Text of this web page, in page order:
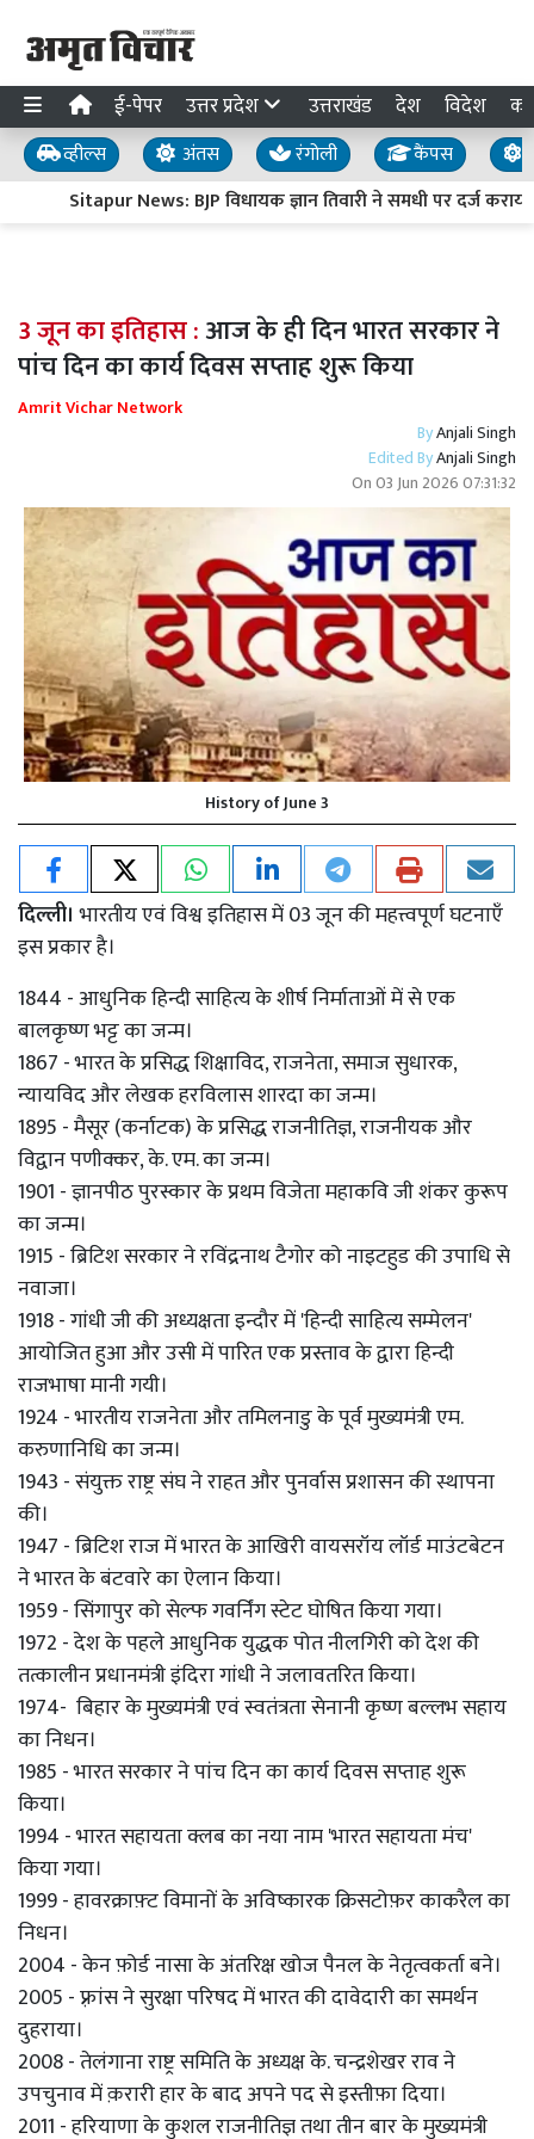
ई-पेपर उत्तर प्रदेश उत्तराखंड देश विदेश
व्हील्स अंतस रंगोली कैंपस
Sitapur News: BJP विधायक ज्ञान तिवारी ने समधी पर दर्ज
3 जून का इतिहास :आज के ही दिन भारत सरकार ने
पांच दिन का कार्य दिवस सप्ताह शुरू किया
Amrit Vichar Network
ByAnjali Singh
Edited ByAnjali Singh
On03 Jun 2026 07:31:32
History of June 3
दिल्ली। भारतीय एवं विश्व इतिहास में 03 जून की महत्त्वपूर्ण घटनाएँ
इस प्रकार है।
1844 - आधुनिक हिन्दी साहित्य के शीर्ष निर्माताओं में से एक
बालकृष्ण भट्ट का जन्म।
1867 - भारत के प्रसिद्ध शिक्षाविद, राजनेता, समाज सुधारक,
न्यायविद और लेखक हरविलास शारदा का जन्म।
1895 - मैसूर (कर्नाटक) के प्रसिद्ध राजनीतिज्ञ, राजनीयक और
विद्वान पणीक्कर, के. एम. का जन्म।
1901 - ज्ञानपीठ पुरस्कार के प्रथम विजेता महाकवि जी शंकर कुरूप
का जन्म।
1915 - ब्रिटिश सरकार ने रविंद्रनाथ टैगोर को नाइटहुड की उपाधि से
नवाजा।
1918 - गांधी जी की अध्यक्षता इन्दौर में 'हिन्दी साहित्य सम्मेलन'
आयोजित हुआ और उसी में पारित एक प्रस्ताव के द्वारा हिन्दी
राजभाषा मानी गयी।
1924 - भारतीय राजनेता और तमिलनाडु के पूर्व मुख्यमंत्री एम.
करुणानिधि का जन्म।
1943 - संयुक्त राष्ट्र संघ ने राहत और पुनर्वास प्रशासन की स्थापना
की।
1947 - ब्रिटिश राज में भारत के आखिरी वायसरॉय लॉर्ड माउंटबेटन
ने भारत के बंटवारे का ऐलान किया।
1959 - सिंगापुर को सेल्फ गवर्निंग स्टेट घोषित किया गया।
1972 - देश के पहले आधुनिक युद्धक पोत नीलगिरी को देश की
तत्कालीन प्रधानमंत्री इंदिरा गांधी ने जलावतरित किया।
1974- बिहार के मुख्यमंत्री एवं स्वतंत्रता सेनानी कृष्ण बल्लभ सहाय
का निधन।
1985 - भारत सरकार ने पांच दिन का कार्य दिवस सप्ताह शुरू
किया।
1994 - भारत सहायता क्लब का नया नाम 'भारत सहायता मंच'
किया गया।
1999 - हावरक्राफ़्ट विमानों के अविष्कारक क्रिसटोफ़र काकरैल का
निधन।
2004 - केन फ़ोर्ड नासा के अंतरिक्ष खोज पैनल के नेतृत्वकर्ता बने।
2005 - फ़्रांस ने सुरक्षा परिषद में भारत की दावेदारी का समर्थन
दुहराया।
2008 - तेलंगाना राष्ट्र समिति के अध्यक्ष के. चन्द्रशेखर राव ने
उपचुनाव में क़रारी हार के बाद अपने पद से इस्तीफ़ा दिया।
2011 - हरियाणा के कुशल राजनीतिज्ञ तथा तीन बार के मुख्यमंत्री